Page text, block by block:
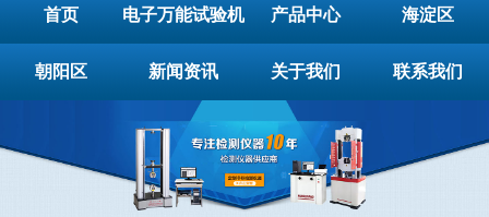
首页 电子万能试验机 产品中心 海淀区
朝阳区 新闻资讯 关于我们 联系我们